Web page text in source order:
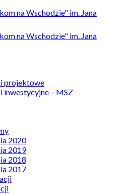
projektowe
inwestycyjne – MSZ
2020
2019
2018
2017